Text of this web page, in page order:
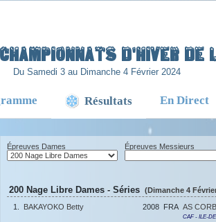
Championnats d'Hiver de
Du Samedi 3 au Dimanche 4 Février 2024
Résultats En Direct
Épreuves Dames Épreuves Messieurs
200 Nage Libre Dames - Séries (Dimanche 4
1.
BAKAYOKO Betty 2008 FRA AS
CAF - ILE-